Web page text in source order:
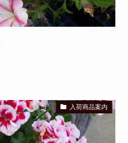
入荷商品案内